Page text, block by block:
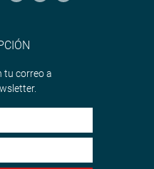
tu correo a